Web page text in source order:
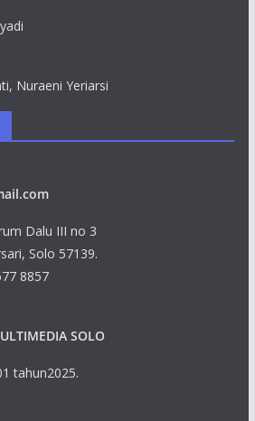
Nuraeni Yeriarsi
Dalu III no 3
Solo 57139.
8857
SOLO
tahun2025.